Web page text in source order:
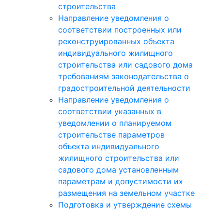
строительства
Направление уведомления о
соответствии построенных или
реконструированных объекта
индивидуального жилищного
строительства или садового дома
требованиям законодательства о
градостроительной деятельности
Направление уведомления о
соответствии указанных в
уведомлении о планируемом
строительстве параметров
объекта индивидуального
жилищного строительства или
садового дома установленным
параметрам и допустимости их
размещения на земельном участке
Подготовка и утверждение схемы